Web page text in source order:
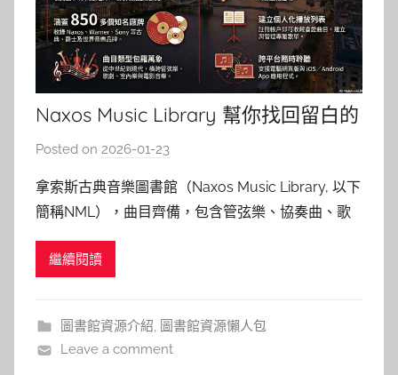
Naxos Music Library 幫你找回留白的
溫柔
Posted on 2026-01-23
c
h
拿索斯古典音樂圖書館（Naxos Music Library, 以下
簡稱NML），曲目齊備，包含管弦樂、協奏曲、歌
俗、聲樂合唱、芭蕾、輕歌劇、管樂合奏、影視音
包羅
繼續閱讀
圖書館資源介紹, 圖書館資源懶人包
Leave a comment